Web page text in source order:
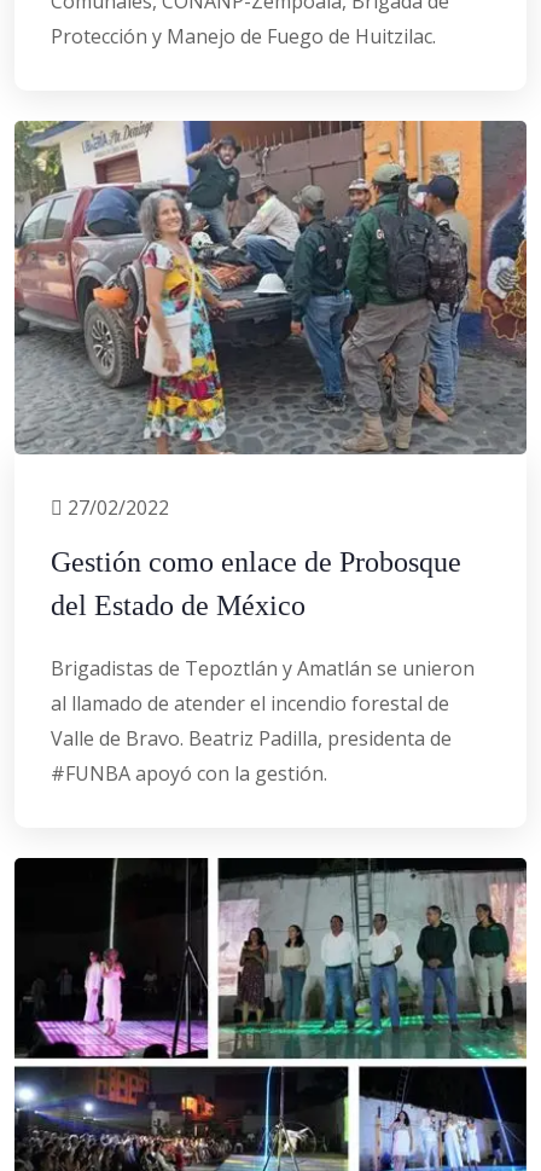
Protección y Manejo de Fuego de Huitzilac.
27/02/2022
Gestión como enlace de Probosque
del Estado de México
Brigadistas de Tepoztlán y Amatlán se unieron
al llamado de atender el incendio forestal de
Valle de Bravo. Beatriz Padilla, presidenta de
#FUNBA apoyó con la gestión.